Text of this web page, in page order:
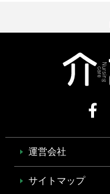
運営会社
サイトマップ